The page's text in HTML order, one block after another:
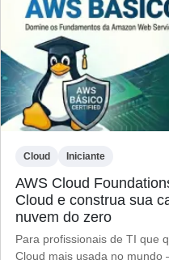
Cloud Iniciante
AWS Cloud
Cloud e construa sua
nuvem do zero
Para profissionais de TI que
Cloud mais usada no